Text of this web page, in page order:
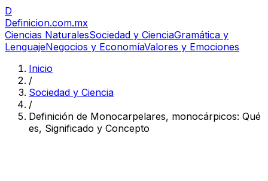
D
Definicion.com.mx
Ciencias NaturalesSociedad y CienciaGramática y
LenguajeNegocios y EconomíaValores y Emociones
Inicio
/
Sociedad y Ciencia
/
Definición de Monocarpelares, monocárpicos: Qué
es, Significado y Concepto